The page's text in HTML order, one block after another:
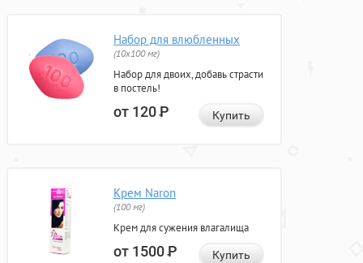
Набор для влюбленных
(10х100 мг)
Набор для двоих, добавь страсти
в постель!
от 120Р Купить
Крем Naron
(100 мг)
Крем для сужения влагалища
от 1500Р Купить